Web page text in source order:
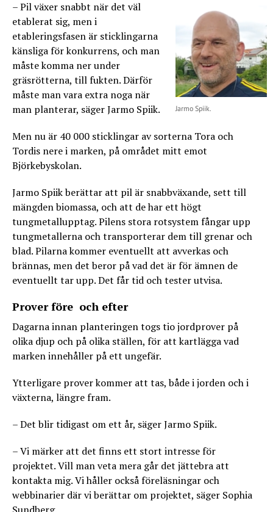
Jarmo Spiik.
– Pil växer snabbt när det väl
etablerat sig, men i
etableringsfasen är sticklingarna
känsliga för konkurrens, och man
måste komma ner under
gräsrötterna, till fukten. Därför
måste man vara extra noga när
man planterar, säger Jarmo Spiik.
Men nu är 40 000 sticklingar av sorterna Tora och
Tordis nere i marken, på området mitt emot
Björkebyskolan.
Jarmo Spiik berättar att pil är snabbväxande, sett till
mängden biomassa, och att de har ett högt
tungmetallupptag. Pilens stora rotsystem fångar upp
tungmetallerna och transporterar dem till grenar och
blad. Pilarna kommer eventuellt att avverkas och
brännas, men det beror på vad det är för ämnen de
eventuellt tar upp. Det får tid och tester utvisa.
Prover före och efter
Dagarna innan planteringen togs tio jordprover på
olika djup och på olika ställen, för att kartlägga vad
marken innehåller på ett ungefär.
Ytterligare prover kommer att tas, både i jorden och i
växterna, längre fram.
– Det blir tidigast om ett år, säger Jarmo Spiik.
– Vi märker att det finns ett stort intresse för
projektet. Vill man veta mera går det jättebra att
kontakta mig. Vi håller också föreläsningar och
webbinarier där vi berättar om projektet, säger Sophia